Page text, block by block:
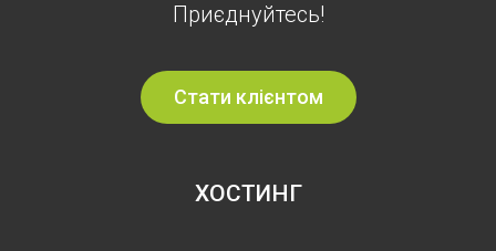
Приєднуйтесь!
Стати клієнтом
ХОСТИНГ